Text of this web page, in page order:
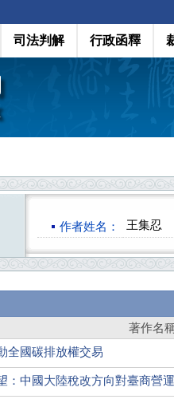
司法判解 行政函釋
作者姓名： 王集忍
著作名
全國碳排放權交易
：中國大陸稅改方向對臺商營